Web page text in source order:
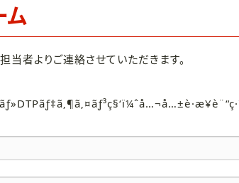
ム
者よりご連絡させていただきます。